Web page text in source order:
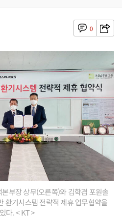
0
부장 상무(오른쪽)와 김학겸 포원솔
환기시스템 전략적 제휴 업무협약을
다. < KT >